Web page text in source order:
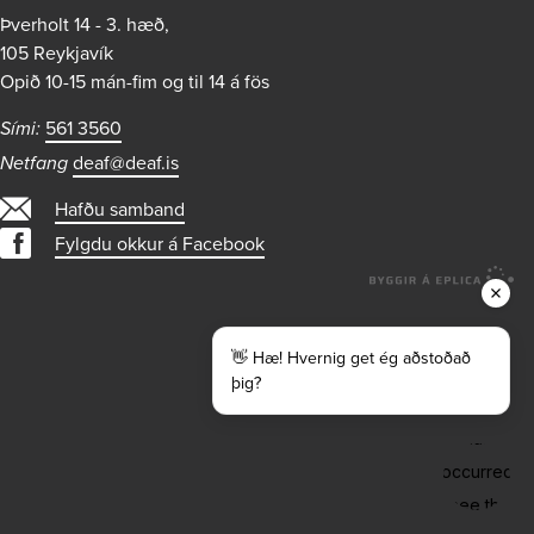
Þverholt 14 - 3. hæð,
105 Reykjavík
Opið 10-15 mán-fim og til 14 á fös
Sími: 561 3560
Netfang deaf@deaf.is
Hafðu samband
Fylgdu okkur á Facebook
👋 Hæ! Hvernig get ég aðstoðað
þig?